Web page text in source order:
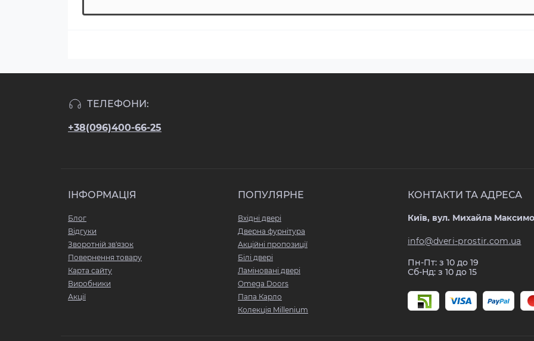
ТЕЛЕФОНИ:
+38(096)400-66-25
ІНФОРМАЦІЯ
Блог
Відгуки
Зворотній зв'язок
Повернення товару
Карта сайту
Виробники
Акції
ПОПУЛЯРНЕ
Вхідні двері
Дверна фурнітура
Акційні пропозиції
Білі двері
Ламіновані двері
Omega Doors
Папа Карло
Колекція Millenium
КОНТАКТИ ТА АДРЕСА
Київ, вул. Михайла
info@dveri-prostir.com.ua
Пн-Пт: з 10 до 19
Сб-Нд: з 10 до 15